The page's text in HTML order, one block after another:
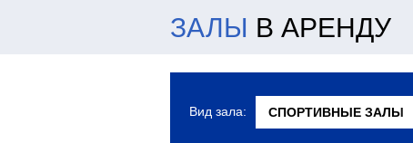
ЗАЛЫ В АРЕНДУ
Вид зала: